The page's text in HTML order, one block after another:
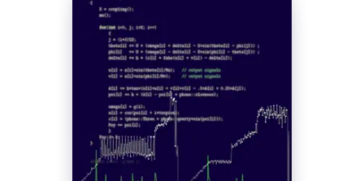
Parcourir
Rechercher